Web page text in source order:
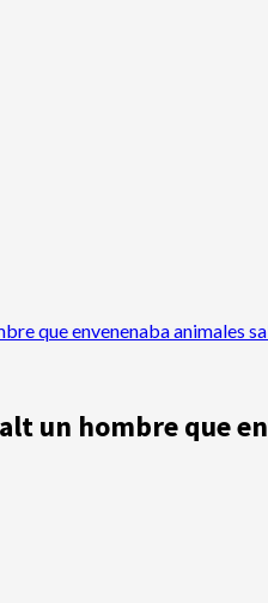
que envenenaba animales
un hombre que